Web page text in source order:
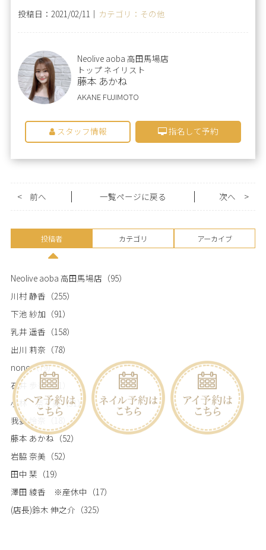
投稿日：2021/02/11｜ カテゴリ：その他
Neolive aoba 高田馬場店
トップ ネイリスト
藤本 あかね
AKANE FUJIMOTO
スタッフ情報 指名して予約
< 前へ 一覧ページに戻る >
次へ
投稿者 カテゴリ アーカイブ
Neolive aoba 高田馬場店 （95）
川村 静香 （255）
下池 紗加 （91）
乳井 遥香 （158）
出川 莉奈 （78）
nono（79）
石井 歩奈（11）
小林 奈々美（31）
我妻 怜奈
（18）
藤本 あかね（52）
岩脇 奈美 （52）
田中 栞 （19）
澤田 綾香 ※産休中 （17）
(店長)鈴木 伸之介 （325）